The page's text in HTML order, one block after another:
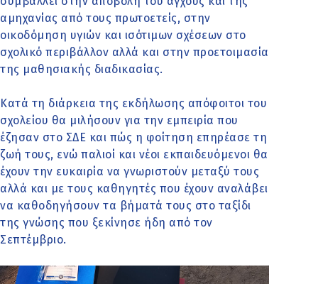
αμηχανίας από τους πρωτοετείς, στην
οικοδόμηση υγιών και ισότιμων σχέσεων στο
σχολικό περιβάλλον αλλά και στην προετοιμασία
της μαθησιακής διαδικασίας.
Κατά τη διάρκεια της εκδήλωσης απόφοιτοι του
σχολείου θα μιλήσουν για την εμπειρία που
έζησαν στο ΣΔΕ και πώς η φοίτηση επηρέασε τη
ζωή τους, ενώ παλιοί και νέοι εκπαιδευόμενοι θα
έχουν την ευκαιρία να γνωριστούν μεταξύ τους
αλλά και με τους καθηγητές που έχουν αναλάβει
να καθοδηγήσουν τα βήματά τους στο ταξίδι
της γνώσης που ξεκίνησε ήδη από τον
Σεπτέμβριο.